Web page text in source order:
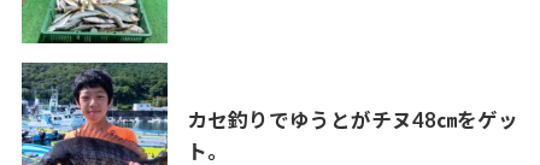
カセ釣りでゆうとがチヌ48㎝をゲッ
ト。